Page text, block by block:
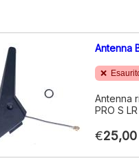
Antenna
Antenna
PRO S LR
€25,00